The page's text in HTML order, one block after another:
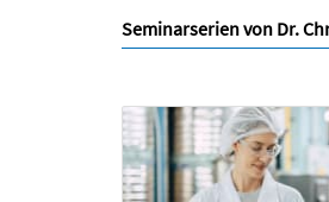
Seminarserien von Dr.